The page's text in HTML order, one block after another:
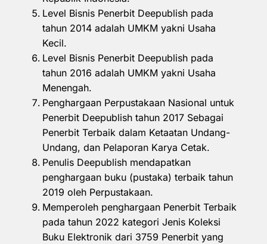
Level Bisnis Penerbit Deepublish pada
tahun 2014 adalah UMKM yakni Usaha
Kecil.
Level Bisnis Penerbit Deepublish pada
tahun 2016 adalah UMKM yakni Usaha
Menengah.
Penghargaan Perpustakaan Nasional untuk
Penerbit Deepublish tahun 2017 Sebagai
Penerbit Terbaik dalam Ketaatan Undang-
Undang, dan Pelaporan Karya Cetak.
Penulis Deepublish mendapatkan
penghargaan buku (pustaka) terbaik tahun
2019 oleh Perpustakaan.
Memperoleh penghargaan Penerbit Terbaik
pada tahun 2022 kategori Jenis Koleksi
Buku Elektronik dari 3759 Penerbit yang